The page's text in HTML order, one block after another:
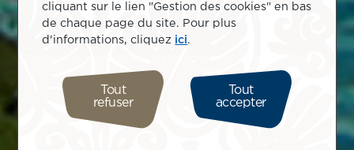
cliquant sur le lien "Gestion des cookies" en bas
de chaque page du site. Pour plus
d'informations, cliquez ici
Tout
refuser
Tout
accepter